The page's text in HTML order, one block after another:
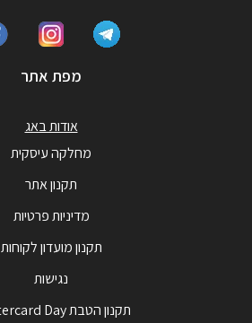
מפת אתר
אודות באג
מחלקה עיסקית
תקנון אתר
מדיניות פרטיות
תקנון מועדון לקוחות
נגישות
תקנון הטבת Mastercard Day